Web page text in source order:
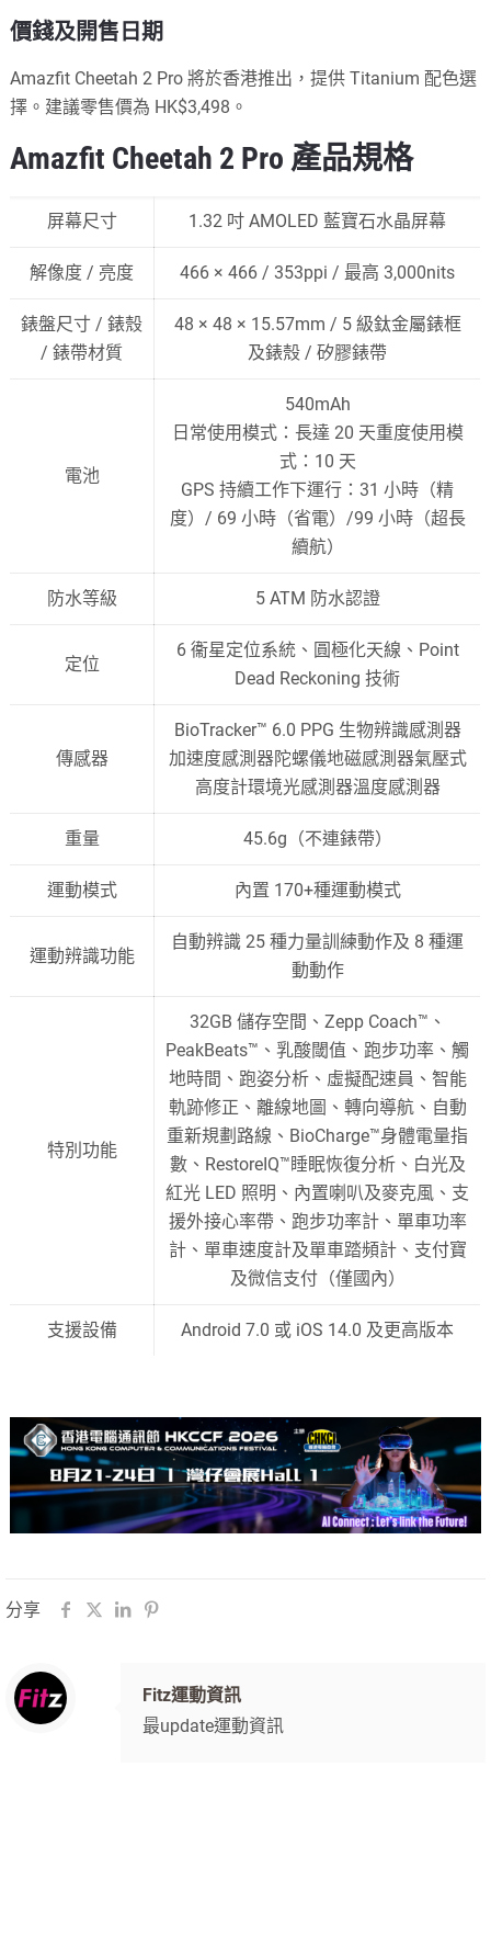
價錢及開售日期
Amazfit Cheetah 2 Pro 將於香港推出，提供 Titanium 配色選
擇。建議零售價為 HK$3,498。
Amazfit Cheetah 2 Pro 產品規格
屏幕尺寸 1.32 吋 AMOLED 藍寶石水晶屏幕
解像度 / 亮度 466 × 466 / 353ppi / 最高 3,000nits
錶盤尺寸 / 錶殼
/ 錶帶材質
48 × 48 × 15.57mm / 5 級鈦金屬錶框
及錶殼 / 矽膠錶帶
電池
540mAh
日常使用模式：長達 20 天重度使用模
式：10 天
GPS 持續工作下運行：31 小時（精
度）/ 69 小時（省電）/99 小時（超長
續航）
防水等級 5 ATM 防水認證
定位
6 衞星定位系統、圓極化天線、Point
Dead Reckoning 技術
傳感器
BioTracker™ 6.0 PPG 生物辨識感測器
加速度感測器陀螺儀地磁感測器氣壓式
高度計環境光感測器溫度感測器
重量 45.6g（不連錶帶）
運動模式 內置 170+種運動模式
運動辨識功能
自動辨識 25 種力量訓練動作及 8 種運
動動作
特別功能
32GB 儲存空間、Zepp Coach™、
PeakBeats™、乳酸閾值、跑步功率、觸
地時間、跑姿分析、虛擬配速員、智能
軌跡修正、離線地圖、轉向導航、自動
重新規劃路線、BioCharge™身體電量指
數、RestoreIQ™睡眠恢復分析、白光及
紅光 LED 照明、內置喇叭及麥克風、支
援外接心率帶、跑步功率計、單車功率
計、單車速度計及單車踏頻計、支付寶
及微信支付（僅國內）
支援設備 Android 7.0 或 iOS 14.0 及更高版本
分享
Fitz運動資訊
最update運動資訊